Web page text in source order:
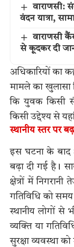
वाराणसी:
वंदन यात्रा,
वाराणसी
से कूदकर दी
अधिकारियों का
मामले का खुलासा
कि युवक किसी
किसी उद्देश्य से
स्थानीय स्तर पर
इस घटना के बाद
बढ़ा दी गई है।
क्षेत्रों में
गतिविधि को
स्थानीय लोगों से
व्यक्ति या
सुरक्षा व्यवस्था